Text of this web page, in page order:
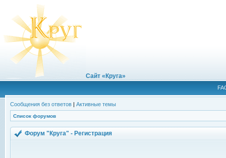
Сайт «Круга»
Сообщения без ответов | Активные темы
Список форумов
Форум "Круга" - Регистрация